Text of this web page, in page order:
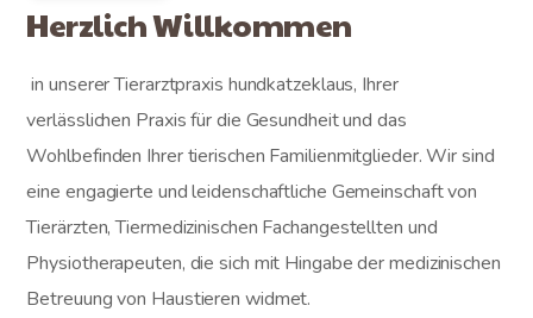
Herzlich Willkommen
in unserer Tierarztpraxis hundkatzeklaus, Ihrer
verlässlichen Praxis für die Gesundheit und das
Wohlbefinden Ihrer tierischen Familienmitglieder. Wir sind
eine engagierte und leidenschaftliche Gemeinschaft von
Tierärzten, Tiermedizinischen Fachangestellten und
Physiotherapeuten, die sich mit Hingabe der medizinischen
Betreuung von Haustieren widmet.